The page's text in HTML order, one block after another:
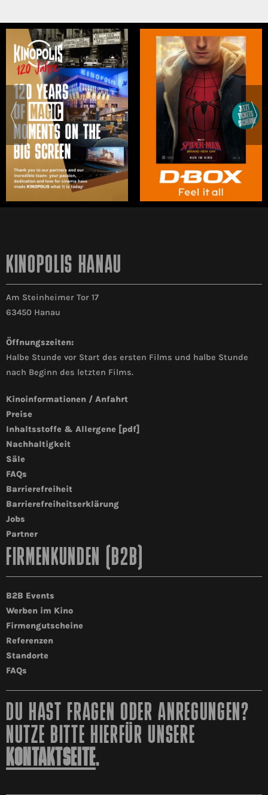
KINOPOLIS HANAU
Am Steinheimer Tor 17
63450 Hanau
Öffnungszeiten:
Halbe Stunde vor Start des ersten Films und halbe Stunde
nach Beginn des letzten Films.
Kinoinformationen / Anfahrt
Preise
Inhaltsstoffe & Allergene [pdf]
Nachhaltigkeit
Säle
FAQs
Barrierefreiheit
Barrierefreiheitserklärung
Jobs
Partner
FIRMENKUNDEN (B2B)
B2B Events
Werben im Kino
Firmengutscheine
Referenzen
Standorte
FAQs
DU HAST FRAGEN ODER ANREGUNGEN?
NUTZE BITTE HIERFÜR UNSERE
KONTAKTSEITE.